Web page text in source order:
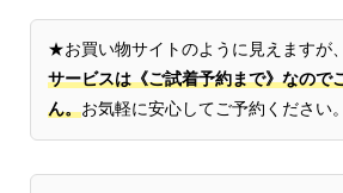
★お買い物サイトのように見えますが、
サービスは《ご試着予約まで》なので
ん。お気軽に安心してご予約ください。